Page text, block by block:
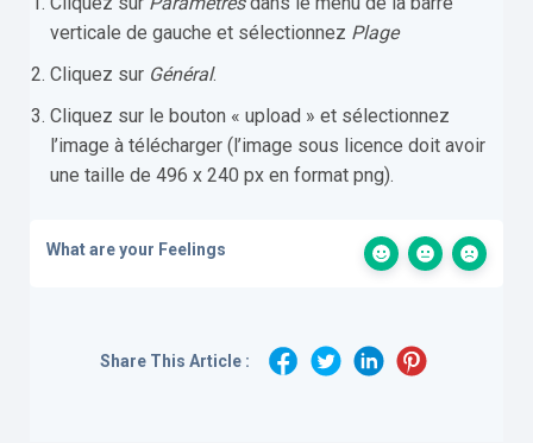
verticale de gauche et sélectionnez Plage
Cliquez sur Général.
Cliquez sur le bouton « upload » et sélectionnez
l’image à télécharger (l’image sous licence doit avoir
une taille de 496 x 240 px en format png).
What are your Feelings
Share This Article :